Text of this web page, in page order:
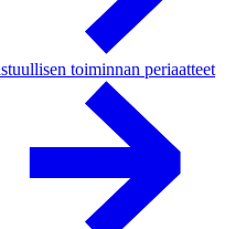
toiminnan periaatteet